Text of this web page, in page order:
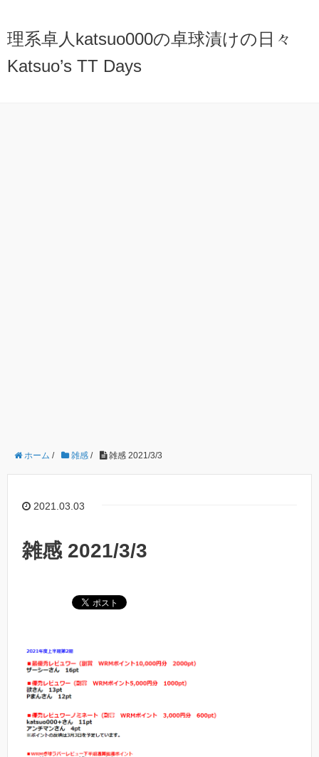
理系卓人katsuo000の卓球漬けの日々
Katsuo’s TT Days
ホーム / 雑感 / 雑感 2021/3/3
2021.03.03
雑感 2021/3/3